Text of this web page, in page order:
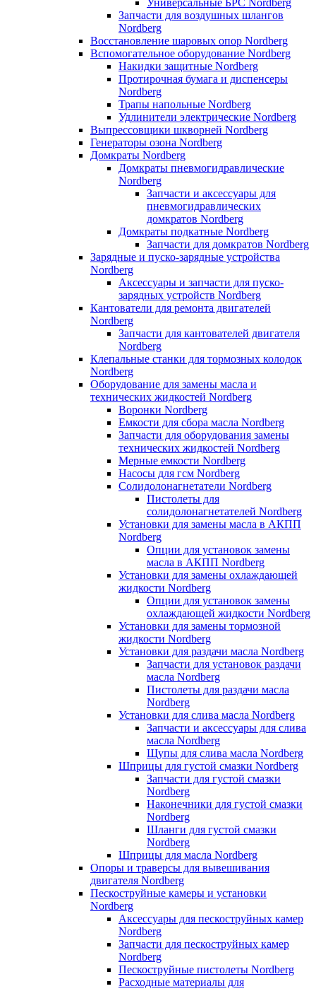
Запчасти для воздушных шлангов
Nordberg
Восстановление шаровых опор Nordberg
Вспомогательное оборудование Nordberg
Накидки защитные Nordberg
Протирочная бумага и диспенсеры
Nordberg
Трапы напольные Nordberg
Удлинители электрические Nordberg
Выпрессовщики шкворней Nordberg
Генераторы озона Nordberg
Домкраты Nordberg
Домкраты пневмогидравлические
Nordberg
Запчасти и аксессуары для
пневмогидравлических
домкратов Nordberg
Домкраты подкатные Nordberg
Запчасти для домкратов Nordberg
Зарядные и пуско-зарядные устройства
Nordberg
Аксессуары и запчасти для пуско-
зарядных устройств Nordberg
Кантователи для ремонта двигателей
Nordberg
Запчасти для кантователей двигателя
Nordberg
Клепальные станки для тормозных колодок
Nordberg
Оборудование для замены масла и
технических жидкостей Nordberg
Воронки Nordberg
Емкости для сбора масла Nordberg
Запчасти для оборудования замены
технических жидкостей Nordberg
Мерные емкости Nordberg
Насосы для гсм Nordberg
Солидолонагнетатели Nordberg
Пистолеты для
солидолонагнетателей Nordberg
Установки для замены масла в АКПП
Nordberg
Опции для установок замены
масла в АКПП Nordberg
Установки для замены охлаждающей
жидкости Nordberg
Опции для установок замены
охлаждающей жидкости Nordberg
Установки для замены тормозной
жидкости Nordberg
Установки для раздачи масла Nordberg
Запчасти для установок раздачи
масла Nordberg
Пистолеты для раздачи масла
Nordberg
Установки для слива масла Nordberg
Запчасти и аксессуары для слива
масла Nordberg
Щупы для слива масла Nordberg
Шприцы для густой смазки Nordberg
Запчасти для густой смазки
Nordberg
Наконечники для густой смазки
Nordberg
Шланги для густой смазки
Nordberg
Шприцы для масла Nordberg
Опоры и траверсы для вывешивания
двигателя Nordberg
Пескоструйные камеры и установки
Nordberg
Аксессуары для пескоструйных камер
Nordberg
Запчасти для пескоструйных камер
Nordberg
Пескоструйные пистолеты Nordberg
Расходные материалы для